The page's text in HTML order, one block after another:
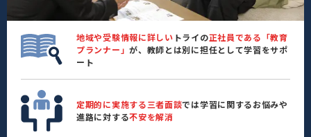
地域や受験情報に詳しい トライの正社員である「教育
プランナー」が、教師とは別に担任として学習をサポ
ート
定期的に実施する三者面談では学習に関するお悩みや
進路に対する不安を解消